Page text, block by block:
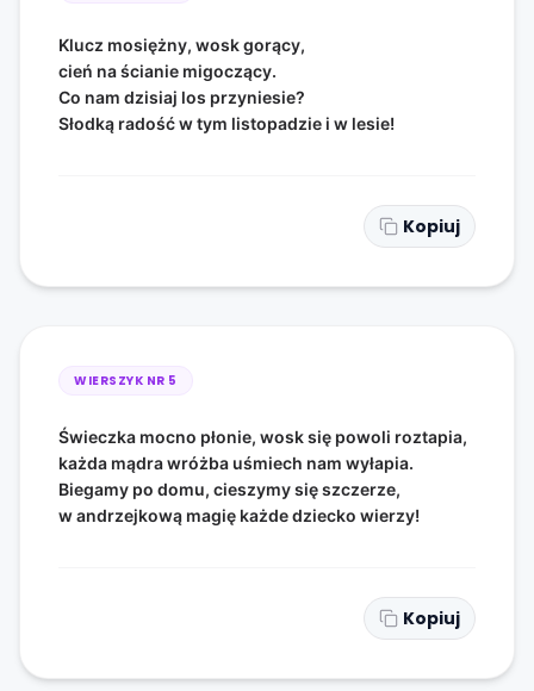
Klucz mosiężny, wosk gorący,
cień na ścianie migoczący.
Co nam dzisiaj los przyniesie?
Słodką radość w tym listopadzie i w lesie!
Kopiuj
WIERSZYK NR 5
Świeczka mocno płonie, wosk się powoli roztapia,
każda mądra wróżba uśmiech nam wyłapia.
Biegamy po domu, cieszymy się szczerze,
w andrzejkową magię każde dziecko wierzy!
Kopiuj